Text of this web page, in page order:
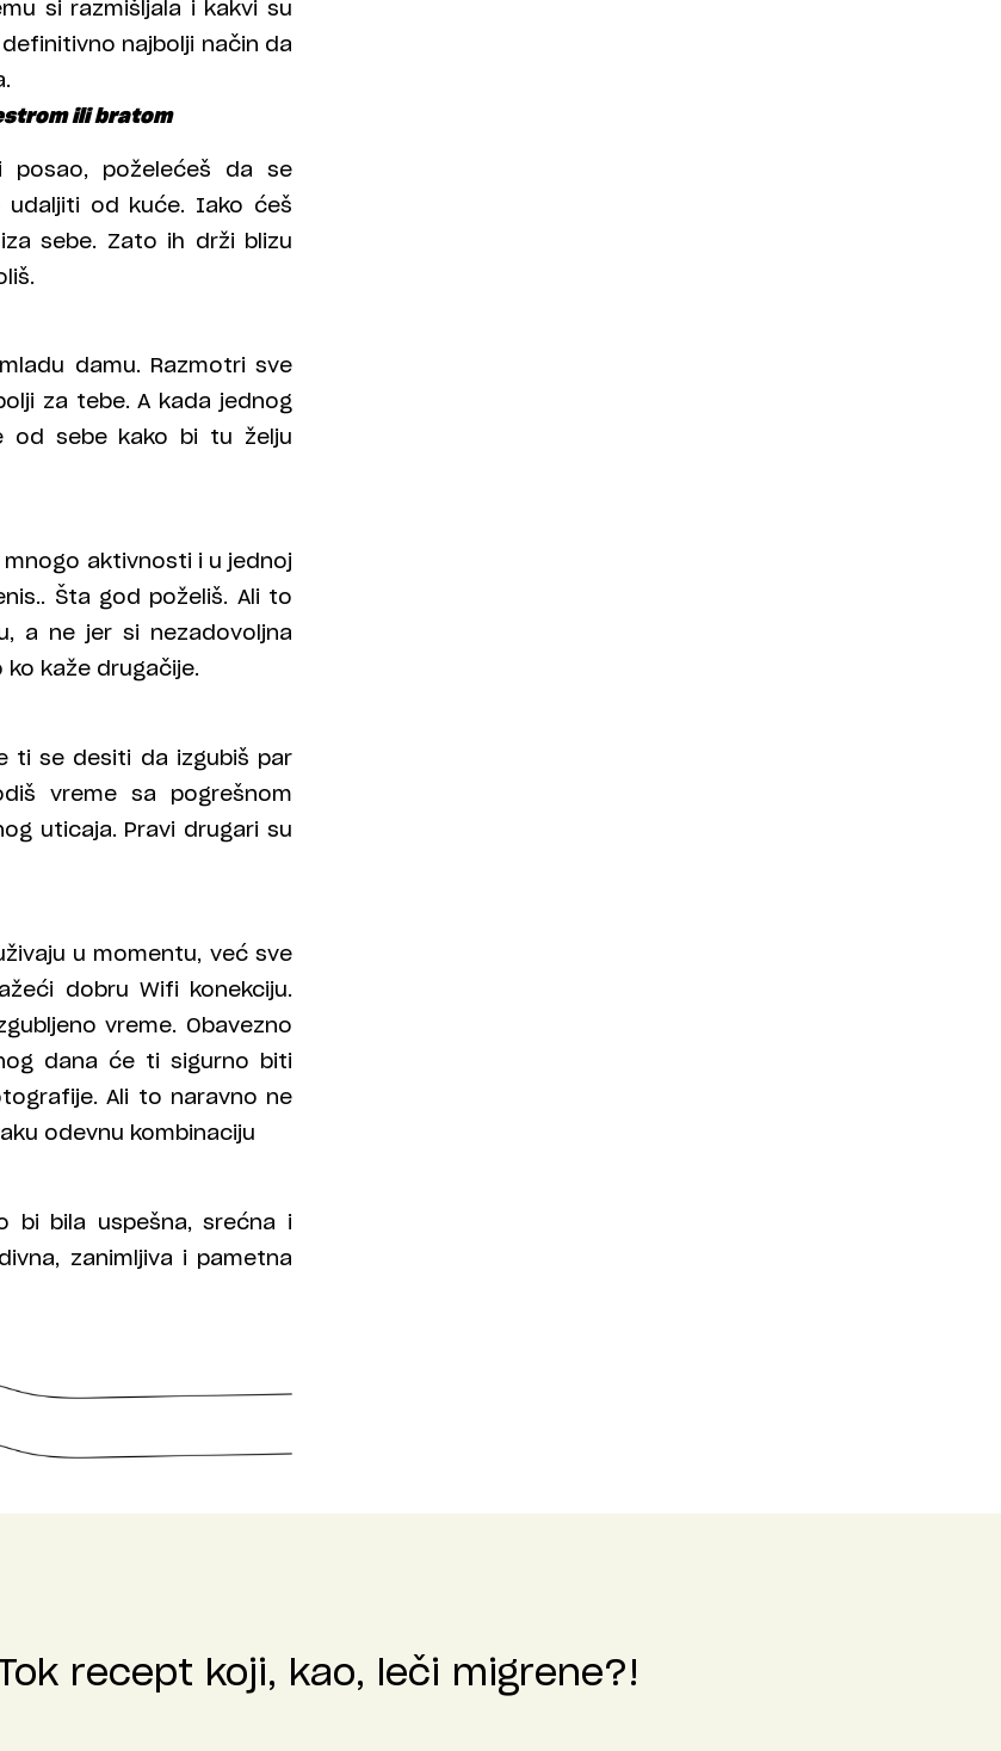
si razmišljala i kakvi su
najbolji način da
ili bratom
posao, poželećeš da se
udaljiti od kuće. Iako ćeš
sebe. Zato ih drži blizu
damu. Razmotri sve
za tebe. A kada jednog
od sebe kako bi tu želju
aktivnosti i u jednoj
Šta god poželiš. Ali to
a ne jer si nezadovoljna
ko kaže drugačije.
ti se desiti da izgubiš par
vreme sa pogrešnom
uticaja. Pravi drugari su
u momentu, već sve
dobru Wifi konekciju.
vreme. Obavezno
dana će ti sigurno biti
Ali to naravno ne
odevnu kombinaciju
bi bila uspešna, srećna i
zanimljiva i pametna
recept koji, kao, leči migrene?!